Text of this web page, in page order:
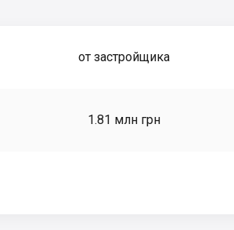
от застройщика
1.81 млн грн